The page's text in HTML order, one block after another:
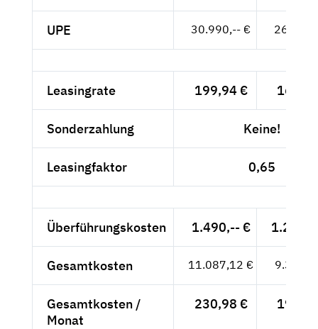
UPE 30.990,-- €
Leasingrate 199,94 €
Sonderzahlung Keine!
Leasingfaktor 0,65
Überführungskosten 1.490,-- €
Gesamtkosten 11.087,12 €
Gesamtkosten /
Monat
230,98 €